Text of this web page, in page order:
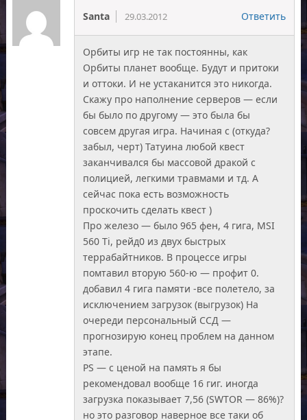
Santa 29.03.2012 Ответить
Орбиты игр не так постоянны, как
Орбиты планет вообще. Будут и притоки
и оттоки. И не устаканится это никогда.
Скажу про наполнение серверов — если
бы было по другому — это была бы
совсем другая игра. Начиная с (откуда?
забыл, черт) Татуина любой квест
заканчивался бы массовой дракой с
полицией, легкими травмами и тд. А
сейчас пока есть возможность
проскочить сделать квест )
Про железо — было 965 фен, 4 гига, MSI
560 Ti, рейд0 из двух быстрых
террабайтников. В процессе игры
помтавил вторую 560-ю — профит 0.
добавил 4 гига памяти -все полетело, за
исключением загрузок (выгрузок) На
очереди персональный ССД —
прогнозирую конец проблем на данном
этапе.
PS — с ценой на память я бы
рекомендовал вообще 16 гиг. иногда
загрузка показывает 7,56 (SWTOR — 86%)?
но это разговор наверное все таки об